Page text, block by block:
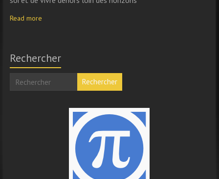
Read more
Rechercher
Rechercher